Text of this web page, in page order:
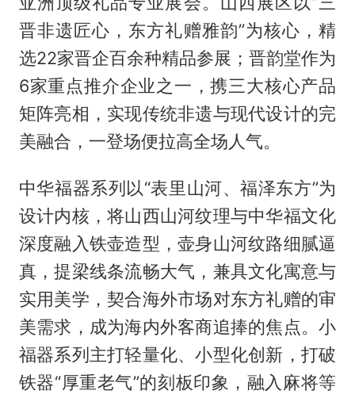
晋非遗匠心，东方礼赠雅韵”为核心，精
选22家晋企百余种精品参展；晋韵堂作为
6家重点推介企业之一，携三大核心产品
矩阵亮相，实现传统非遗与现代设计的完
美融合，一登场便拉高全场人气。
中华福器系列以“表里山河、福泽东方”为
设计内核，将山西山河纹理与中华福文化
深度融入铁壶造型，壶身山河纹路细腻逼
真，提梁线条流畅大气，兼具文化寓意与
实用美学，契合海外市场对东方礼赠的审
美需求，成为海内外客商追捧的焦点。小
福器系列主打轻量化、小型化创新，打破
铁器“厚重老气”的刻板印象，融入麻将等